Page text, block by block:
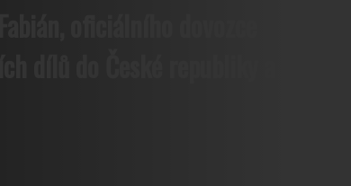
oficiálního dovozce
dílů do České republiky a